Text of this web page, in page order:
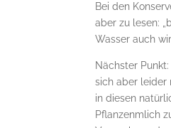
Bei den
aber zu lesen:
Wasser auch
Nächster
sich aber leider
in diesen
Pflanzenmlich